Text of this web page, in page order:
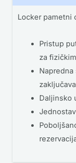
Locker pametni
Pristup
za
Daljinsko